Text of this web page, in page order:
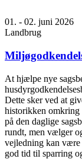
01. - 02. juni 2026
Landbrug
At hjælpe nye
Dette sker ved at
historikken omkring
på den daglige
rundt, men vælger
vejledning kan
god tid til sparring